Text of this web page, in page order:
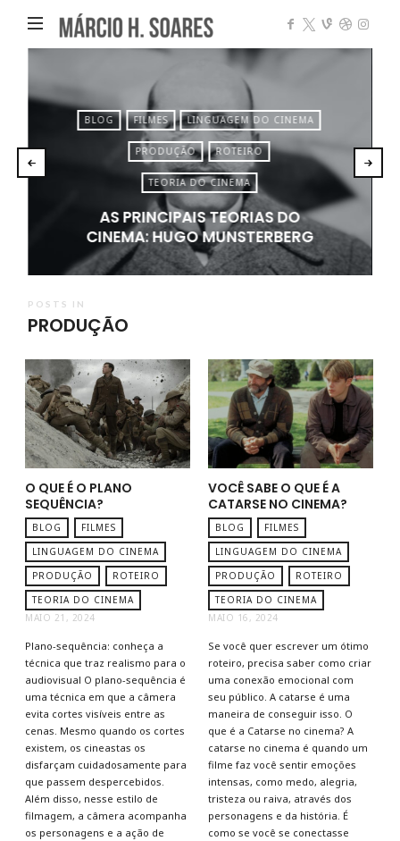
Márcio
Heleno
Soares
BLOG FILMES LINGUAGEM DO CINEMA
PRODUÇÃO ROTEIRO
TEORIA DO CINEMA
AS PRINCIPAIS TEORIAS DO
CINEMA: HUGO MUNSTERBERG
POSTS IN
PRODUÇÃO
O QUE É O PLANO
SEQUÊNCIA?
BLOG
FILMES
LINGUAGEM DO CINEMA
PRODUÇÃO
ROTEIRO
TEORIA DO CINEMA
MAIO 21, 2024
Plano-sequência: conheça a
técnica que traz realismo para o
audiovisual O plano-sequência é
uma técnica em que a câmera
evita cortes visíveis entre as
cenas. Mesmo quando os cortes
existem, os cineastas os
disfarçam cuidadosamente para
que passem despercebidos.
Além disso, nesse estilo de
filmagem, a câmera acompanha
os personagens e a ação de
VOCÊ SABE O QUE É A
CATARSE NO CINEMA?
BLOG
FILMES
LINGUAGEM DO CINEMA
PRODUÇÃO
ROTEIRO
TEORIA DO CINEMA
MAIO 16, 2024
Se você quer escrever um ótimo
roteiro, precisa saber como criar
uma conexão emocional com
seu público. A catarse é uma
maneira de conseguir isso. O
que é a Catarse no cinema? A
catarse no cinema é quando um
filme faz você sentir emoções
intensas, como medo, alegria,
tristeza ou raiva, através dos
personagens e da história. É
como se você se conectasse